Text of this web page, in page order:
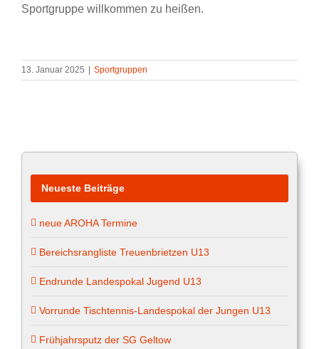
Sportgruppe willkommen zu heißen.
13. Januar 2025 Sportgruppen
Neueste Beiträge
neue AROHA Termine
Bereichsrangliste Treuenbrietzen U13
Endrunde Landespokal Jugend U13
Vorrunde Tischtennis-Landespokal der Jungen U13
Frühjahrsputz der SG Geltow